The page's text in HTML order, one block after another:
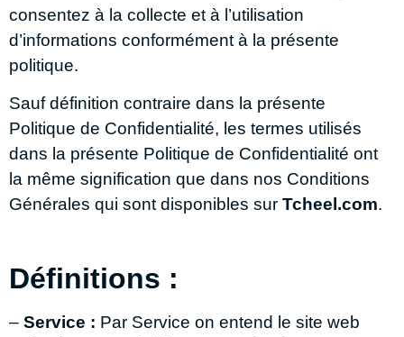
consentez à la collecte et à l’utilisation
d’informations conformément à la présente
politique.
Sauf définition contraire dans la présente
Politique de Confidentialité, les termes utilisés
dans la présente Politique de Confidentialité ont
la même signification que dans nos Conditions
Générales qui sont disponibles sur Tcheel.com.
Définitions :
– Service : Par Service on entend le site web